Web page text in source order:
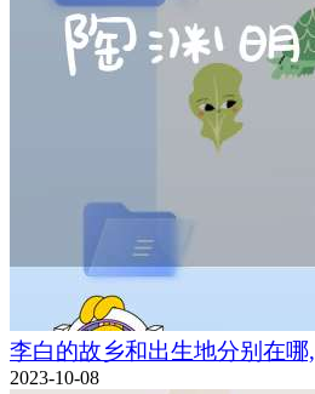
李白的故乡和出生地分别在哪,
2023-10-08